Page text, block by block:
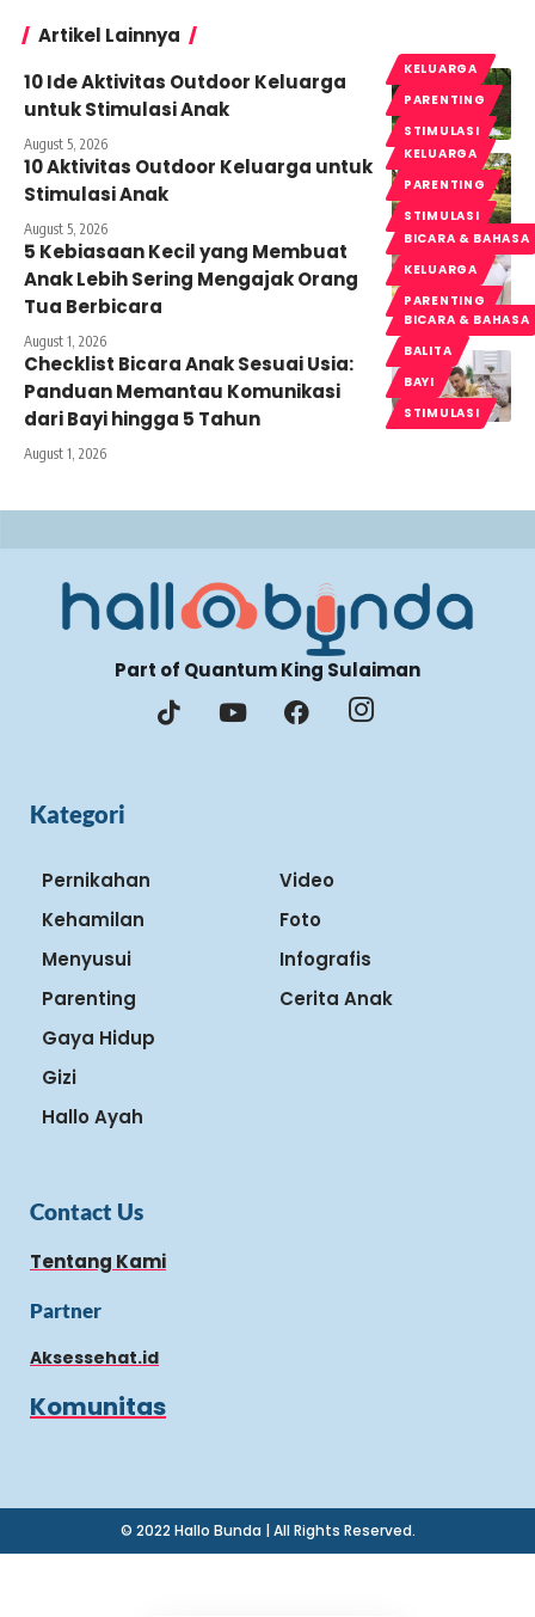
Artikel Lainnya
KELUARGA
PARENTING
STIMULASI
10 Ide Aktivitas Outdoor Keluarga
untuk Stimulasi Anak
August 5, 2026
KELUARGA
PARENTING
STIMULASI
10 Aktivitas Outdoor Keluarga untuk
Stimulasi Anak
August 5, 2026
BICARA & BAHASA
KELUARGA
PARENTING
5 Kebiasaan Kecil yang Membuat
Anak Lebih Sering Mengajak Orang
Tua Berbicara
August 1, 2026
BICARA & BAHASA
BALITA
BAYI
STIMULASI
Checklist Bicara Anak Sesuai Usia:
Panduan Memantau Komunikasi
dari Bayi hingga 5 Tahun
August 1, 2026
Part of Quantum King Sulaiman
Kategori
Pernikahan
Kehamilan
Menyusui
Parenting
Gaya Hidup
Gizi
Hallo Ayah
Video
Foto
Infografis
Cerita Anak
Contact Us
Tentang Kami
Partner
Aksessehat.id
Komunitas
© 2022 Hallo Bunda | All Rights Reserved.